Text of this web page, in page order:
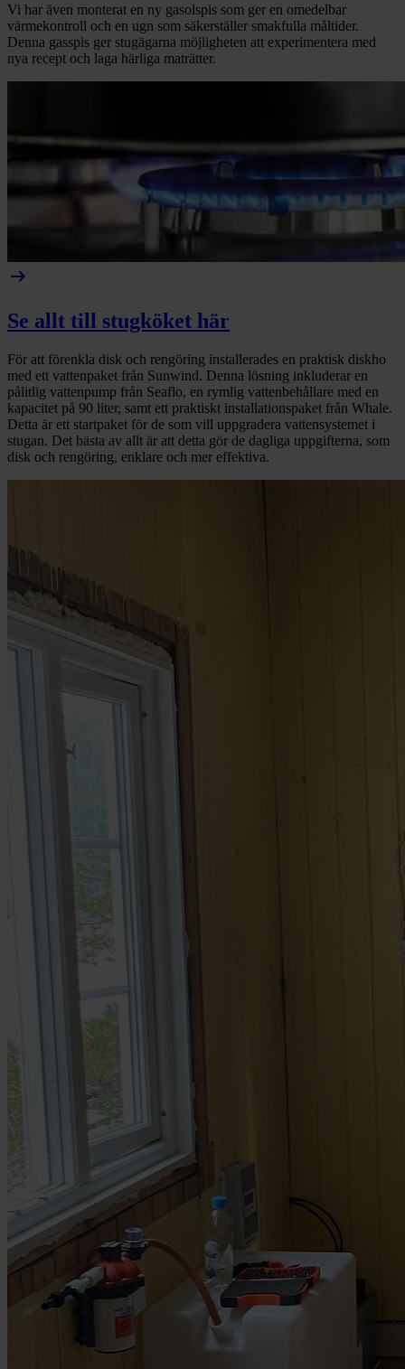
Vi har även monterat en ny gasolspis som ger en omedelbar
värmekontroll och en ugn som säkerställer smakfulla måltider.
Denna gasspis ger stugägarna möjligheten att experimentera med
nya recept och laga härliga maträtter.
arrow_right_alt
Se allt till stugköket här
För att förenkla disk och rengöring installerades en praktisk diskho
med ett vattenpaket från Sunwind. Denna lösning inkluderar en
pålitlig vattenpump från Seaflo, en rymlig vattenbehållare med en
kapacitet på 90 liter, samt ett praktiskt installationspaket från Whale.
Detta är ett startpaket för de som vill uppgradera vattensystemet i
stugan. Det bästa av allt är att detta gör de dagliga uppgifterna, som
disk och rengöring, enklare och mer effektiva.